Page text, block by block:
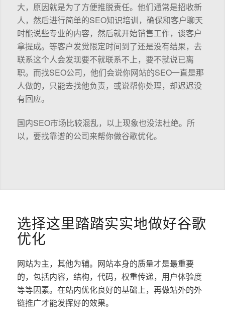
大，原因就是为了方便推脱责任。他们通常是招收新
人，然后进行简单的SEO知识培训，确保和客户聊天
时能说些专业的内容，然后就开始销售工作，谈客户
拿提成。等客户发觉限定时间到了还是没有结果，去
联系这个人会发现要不就联系不上，要不就说已离
职。而找SEO公司，他们会说你网站的SEO一直是那
人做的，只能去找他负责，或说帮你处理，却迟迟没
有回应。
国内SEO市场比较混乱，以上现象也没法杜绝。所
以，要找靠谱的公司来帮你做谷歌优化。
选择这里踏踏实实地做好谷歌
优化
网站为主，其他为辅。网站本身的质量才是最重要
的，包括内容，结构，代码，权重传递，用户体验度
等等因素。在站内优化良好的基础上，再做站外的外
链推广才能发挥好的效果。